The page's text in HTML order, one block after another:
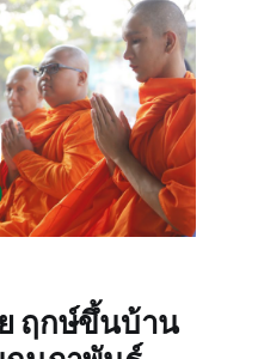
ฤกษ์ขึ้นบ้าน